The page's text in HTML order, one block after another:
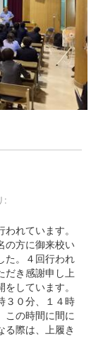
:
れています。
の方に御来校い
た。４回行われ
だき感謝申し上
しています。
３０分、１４時
この時間に間に
る際は、上履き